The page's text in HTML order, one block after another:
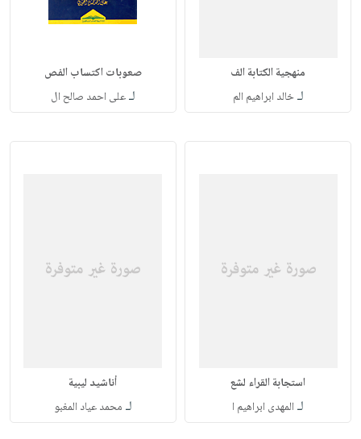
منهجية الكتابة الف
لـخالد ابراهيم الم
صعوبات اكتساب الفص
لـعلى احمد صالح ال
استجابة القراء لشع
لـ المهدى ابراهيم ا
أناشيد ليبية
لـ محمد عياد المغبو